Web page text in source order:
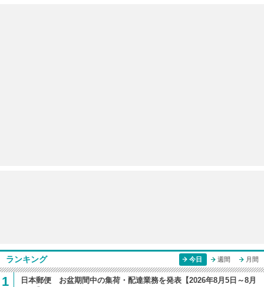
ランキング 今日 週間 月間
1
日本郵便 お盆期間中の集荷・配達業務を発表【2026年8月5日～8月